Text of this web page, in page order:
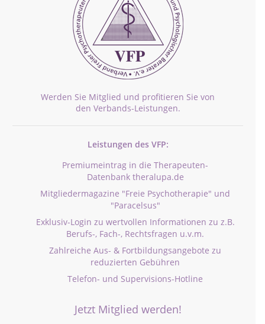
Werden Sie Mitglied und profitieren Sie von
den Verbands-Leistungen.
Leistungen des VFP:
Premiumeintrag in die Therapeuten-
Datenbank theralupa.de
Mitgliedermagazine "Freie Psychotherapie" und
"Paracelsus"
Exklusiv-Login zu wertvollen Informationen zu z.B.
Berufs-, Fach-, Rechtsfragen u.v.m.
Zahlreiche Aus- & Fortbildungsangebote zu
reduzierten Gebühren
Telefon- und Supervisions-Hotline
Jetzt Mitglied werden!